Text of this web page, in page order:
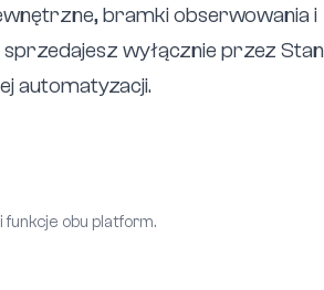
bramki obserwowania i
wyłącznie przez Stan
automatyzacji.
obu platform.